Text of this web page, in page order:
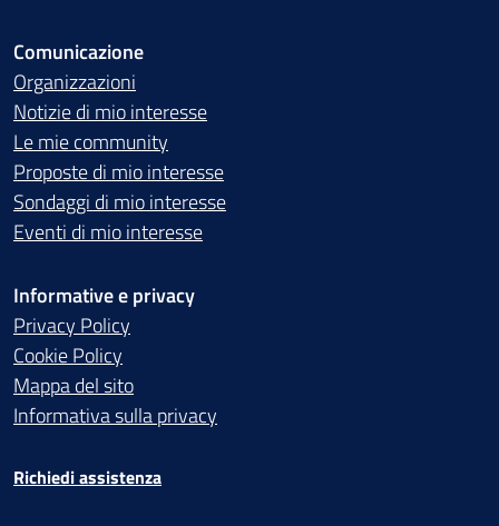
Comunicazione
Organizzazioni
Notizie di mio interesse
Le mie community
Proposte di mio interesse
Sondaggi di mio interesse
Eventi di mio interesse
Informative e privacy
Privacy Policy
Cookie Policy
Mappa del sito
Informativa sulla privacy
Richiedi assistenza